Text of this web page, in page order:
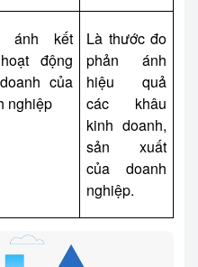
ánh kết
động
của
nghiệp
Là thước đo
phản ánh
hiệu quả
các khâu
kinh doanh,
sản xuất
của doanh
nghiệp.